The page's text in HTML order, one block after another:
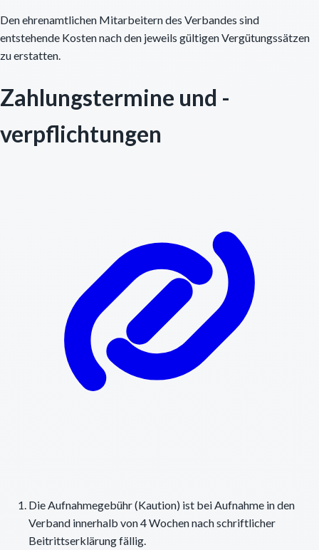
Den ehrenamtlichen Mitarbeitern des Verbandes sind
entstehende Kosten nach den jeweils gültigen Vergütungssätzen
zu erstatten.
Zahlungstermine und -
verpflichtungen
Die Aufnahmegebühr (Kaution) ist bei Aufnahme in den
Verband innerhalb von 4 Wochen nach schriftlicher
Beitrittserklärung fällig.